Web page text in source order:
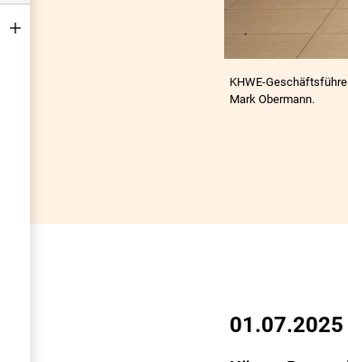
KHWE-
Mark Obermann.
01.07.2025